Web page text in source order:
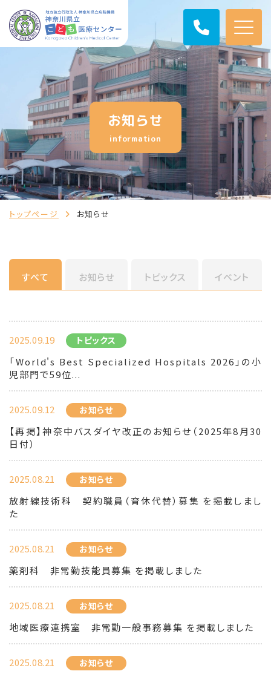
お知らせ
information
トップページ お知らせ
すべて お知らせ トピックス イベント
2025.09.19 トピックス
「World's Best Specialized Hospitals 2026」の小
児部門で59位...
2025.09.12 お知らせ
【再掲】神奈中バスダイヤ改正のお知らせ（2025年8月30
日付）
2025.08.21 お知らせ
放射線技術科 契約職員（育休代替）募集 を掲載しまし
た
2025.08.21 お知らせ
薬剤科 非常勤技能員募集 を掲載しました
2025.08.21 お知らせ
地域医療連携室 非常勤一般事務募集 を掲載しました
2025.08.21 お知らせ